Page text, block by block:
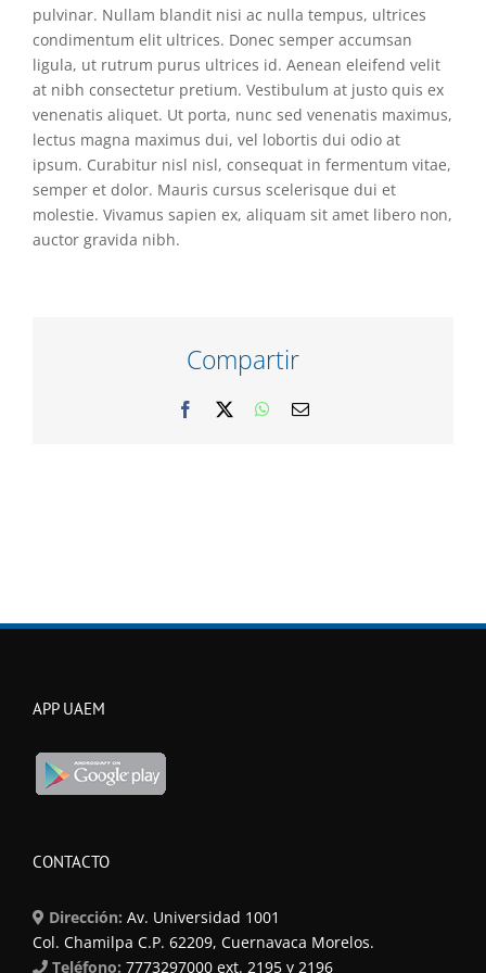
pulvinar. Nullam blandit nisi ac nulla tempus, ultrices
condimentum elit ultrices. Donec semper accumsan
ligula, ut rutrum purus ultrices id. Aenean eleifend velit
at nibh consectetur pretium. Vestibulum at justo quis ex
venenatis aliquet. Ut porta, nunc sed venenatis maximus,
lectus magna maximus dui, vel lobortis dui odio at
ipsum. Curabitur nisl nisl, consequat in fermentum vitae,
semper et dolor. Mauris cursus scelerisque dui et
molestie. Vivamus sapien ex, aliquam sit amet libero non,
auctor gravida nibh.
Compartir
Facebook WhatsApp
Correo
APP UAEM
CONTACTO
Dirección: Av. Universidad 1001
Col. Chamilpa C.P. 62209, Cuernavaca Morelos.
Teléfono: 7773297000 ext. 2195 y 2196